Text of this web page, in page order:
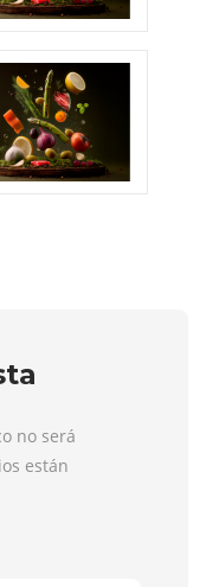
no será
están